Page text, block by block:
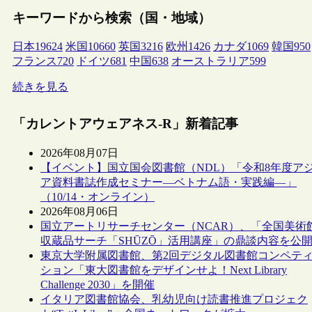
キーワードから検索（国・地域）
日本19624 米国 10660 英国3216 欧州 1426 カナダ1069 韓国950
フランス720 ドイツ681 中国638 オーストラリア599
続きを見る
「カレントアウェアネス-R」新着記事
2026年08月07日
【イベント】国立国会図書館（NDL）「令和8年度ア
ア資料書誌作成セミナー―ベトナム語・実践編―」
（10/14・オンライン）
2026年08月06日
国立アートリサーチセンター（NCAR）、「全国美術
収蔵品サーチ「SHŪZŌ」活用講座」の鼎談内容を公開
東京大学附属図書館、第2回デジタル図書館コンペティ
ション「東大図書館をデザインせよ！Next Library
Challenge 2030」を開催
イタリア図書館協会、乳幼児向け読書推進プロジェク